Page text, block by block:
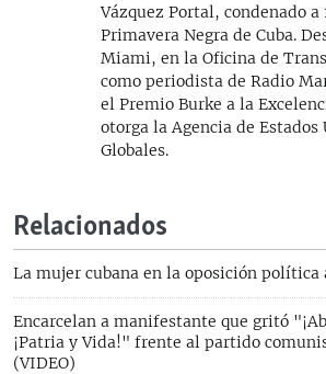
Vázquez Portal, condenado a
Primavera Negra de Cuba.
Miami, en la Oficina de
como periodista de Radio
el Premio Burke a la
otorga la Agencia de
Globales.
Relacionados
La mujer cubana en la oposición política
Encarcelan a manifestante que gritó
¡Patria y Vida!" frente al partido
(VIDEO)